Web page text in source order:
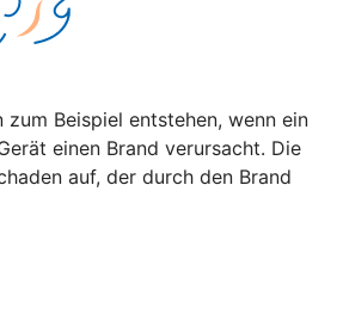
zum Beispiel entstehen, wenn ein
einen Brand verursacht. Die
auf, der durch den Brand